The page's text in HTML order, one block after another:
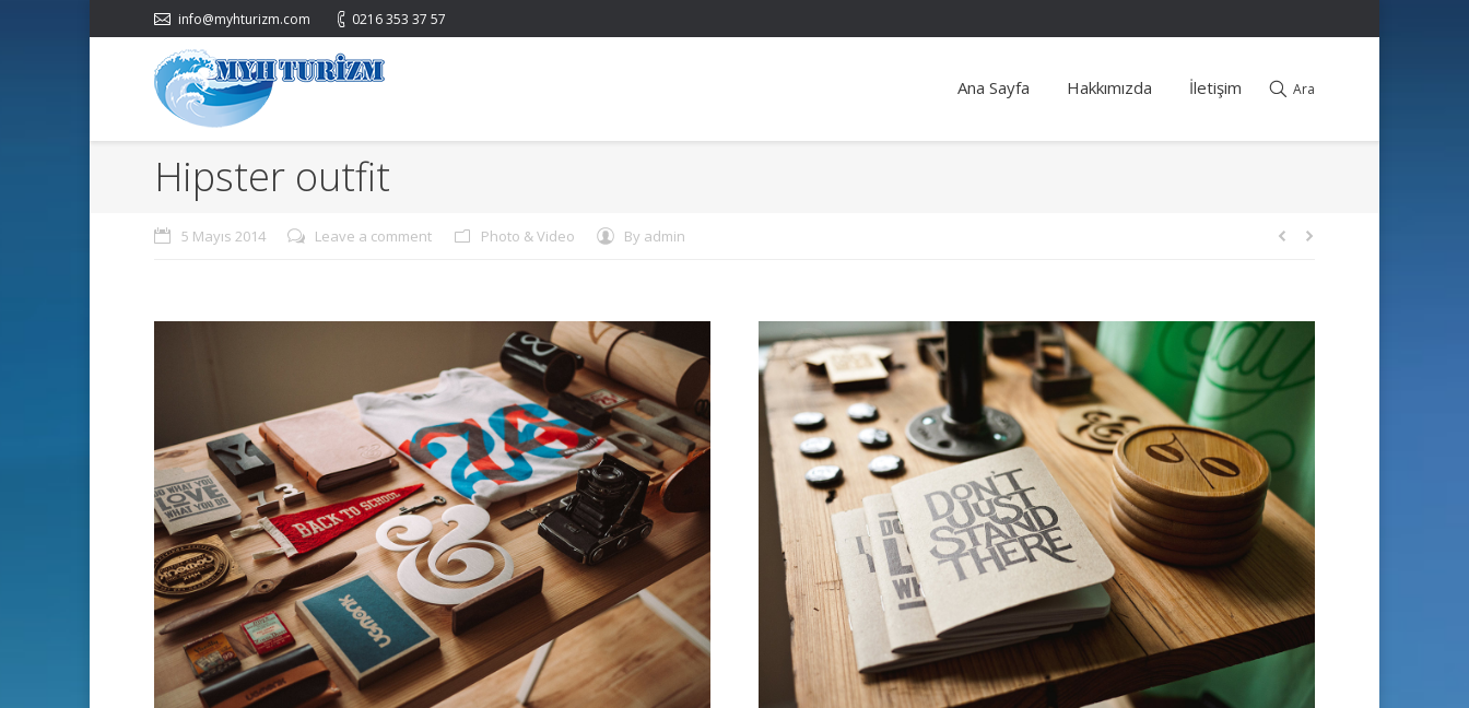
info@myhturizm.com 0216 353 37 57
Ana Sayfa Hakkımızda İletişim Ara
Hipster outfit
5 Mayıs 2014 Leave a comment Photo & Video By admin